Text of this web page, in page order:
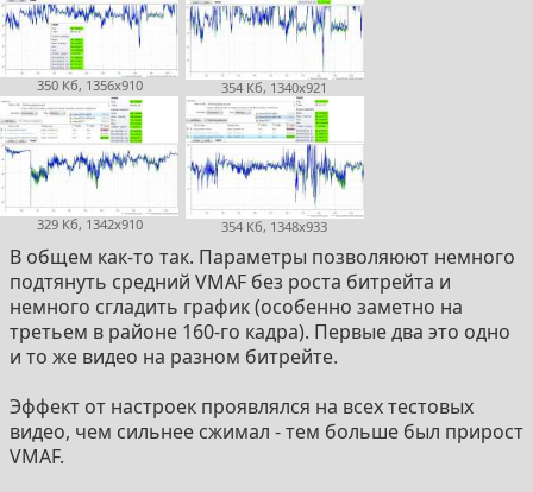
350 Кб, 1356x910 354 Кб, 1340x921
329 Кб, 1342x910 354 Кб, 1348x933
В общем как-то так. Параметры позволяюют немного
подтянуть средний VMAF без роста битрейта и
немного сгладить график (особенно заметно на
третьем в районе 160-го кадра). Первые два это одно
и то же видео на разном битрейте.
Эффект от настроек проявлялся на всех тестовых
видео, чем сильнее сжимал - тем больше был прирост
VMAF.